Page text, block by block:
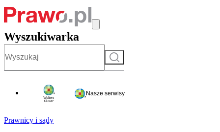
Wyszukiwarka
Szukaj
Nasze serwisy
Prawnicy i sądy